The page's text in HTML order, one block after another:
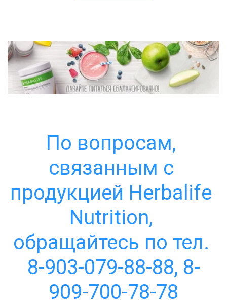
По вопросам,
связанным с
продукцией Herbalife
Nutrition,
обращайтесь по тел.
8-903-079-88-88, 8-
909-700-78-78